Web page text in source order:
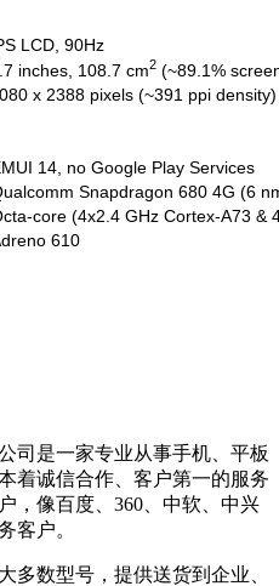
LCD, 90Hz
inches, 108.7 cm2 (~89.1%
x 2388 pixels (~391 ppi density)
14, no Google Play Services
Snapdragon 680 4G (6
core (4x2.4 GHz Cortex-A73 &
610
司是一家专业从事手机、平板
着诚信合作、客户第一的服务
，像百度、360、中软、中兴
客户。
多数型号，提供送货到企业、